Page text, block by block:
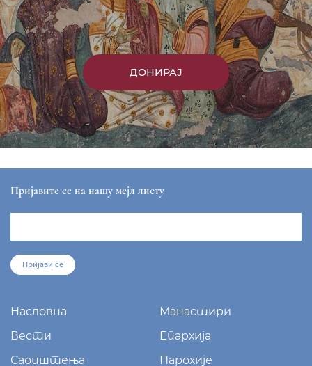
Вести
Епархија
Саопштења
Парохије
Преносимо
Контакт
МЕТОХИЈСКА